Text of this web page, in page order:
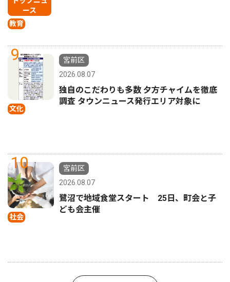
ース
教育
9
文化
宮前区
2026.08.07
独自のこだわりも多数 夕方チャイムを徹底
調査 タウンニュース発行エリア対象に
10
社会
宮前区
2026.08.07
鷺沼で地域食堂スタート 25日、町会と子
ども会主催